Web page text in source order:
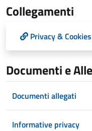
Collegamenti
Privacy & Cookies
Documenti e
Documenti allegati
Informative privacy